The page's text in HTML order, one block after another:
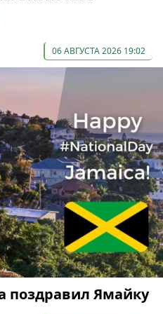
06 АВГУСТА 2026 19:02
Ямайку